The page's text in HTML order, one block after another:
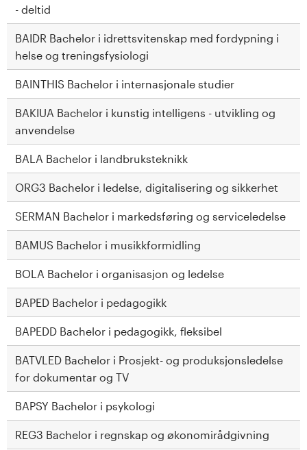
a
n
e
- deltid
BAIDR Bachelor i idrettsvitenskap med fordypning i
helse og treningsfysiologi
BAINTHIS Bachelor i internasjonale studier
BAKIUA Bachelor i kunstig intelligens - utvikling og
anvendelse
BALA Bachelor i landbruksteknikk
ORG3 Bachelor i ledelse, digitalisering og sikkerhet
SERMAN Bachelor i markedsføring og serviceledelse
BAMUS Bachelor i musikkformidling
BOLA Bachelor i organisasjon og ledelse
BAPED Bachelor i pedagogikk
BAPEDD Bachelor i pedagogikk, fleksibel
BATVLED Bachelor i Prosjekt- og produksjonsledelse
for dokumentar og TV
BAPSY Bachelor i psykologi
REG3 Bachelor i regnskap og økonomirådgivning